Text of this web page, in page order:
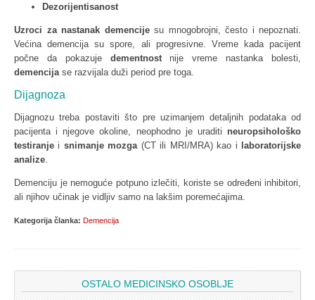
Dezorijentisanost
Uzroci za nastanak demencijesu mnogobrojni, često i nepoznati.
Većina demencija su spore, ali progresivne. Vreme kada pacijent
počne da pokazuje dementnostnije vreme nastanka bolesti,
demencija se razvijala duži period pre toga.
Dijagnoza
Dijagnozu treba postaviti što pre uzimanjem detaljnih podataka od
pacijenta i njegove okoline, neophodno je uraditi neuropsihološko
testiranje i snimanje mozga (CT ili MRI/MRA) kao i
laboratorijske
analize
Demenciju je nemoguće potpuno izlečiti, koriste se određeni inhibitori,
ali njihov učinak je vidljiv samo na lakšim poremećajima.
Kategorija članka: Demencija
OSTALO MEDICINSKO OSOBLJE